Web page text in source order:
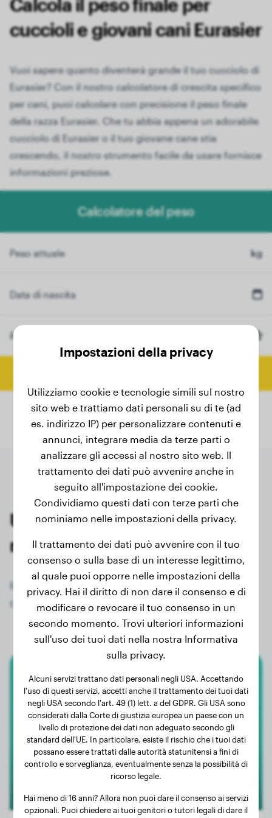
Calcola il peso finale per
cuccioli e giovani cani Eurasier
Vuoi sapere quanto diventerà grande il tuo cucciolo di
Eurasier? Con il nostro calcolatore di crescita specifico
per cani, puoi calcolare con precisione il peso finale
della razza Eurasier. Che tu abbia appena un adorabile
cucciolo di Eurasier o il tuo giovane cane stia
crescendo, il nostro strumento facile da usare fornisce
informazioni preziose.
Calcolatore del peso
Peso attuale kg
Data di nascita
Razza
Ultime pesate dei proprietari
registrati di Eurasier
Registrati ora gratuitamente e ottieni accesso a
tutti i 162 cani registrati della razza Eurasier!
Eurasier
Venum
Impostazioni della privacy
Utilizziamo cookie e tecnologie simili sul nostro
sito web e trattiamo dati personali su di te (ad
es. indirizzo IP) per personalizzare contenuti e
annunci, integrare media da terze parti o
analizzare gli accessi al nostro sito web. Il
trattamento dei dati può avvenire anche in
seguito all'impostazione dei cookie.
Condividiamo questi dati con terze parti che
nominiamo nelle impostazioni della privacy.
Il trattamento dei dati può avvenire con il tuo
consenso o sulla base di un interesse legittimo,
al quale puoi opporre nelle impostazioni della
privacy. Hai il diritto di non dare il consenso e di
modificare o revocare il tuo consenso in un
secondo momento. Trovi ulteriori informazioni
sull'uso dei tuoi dati nella nostra Informativa
sulla privacy.
Alcuni servizi trattano dati personali negli USA. Accettando
l'uso di questi servizi, accetti anche il trattamento dei tuoi dati
negli USA secondo l'art. 49 (1) lett. a del GDPR. Gli USA sono
considerati dalla Corte di giustizia europea un paese con un
livello di protezione dei dati non adeguato secondo gli
standard dell'UE. In particolare, esiste il rischio che i tuoi dati
possano essere trattati dalle autorità statunitensi a fini di
controllo e sorveglianza, eventualmente senza la possibilità di
ricorso legale.
Hai meno di 16 anni? Allora non puoi dare il consenso ai servizi
opzionali. Puoi chiedere ai tuoi genitori o tutori legali di dare il